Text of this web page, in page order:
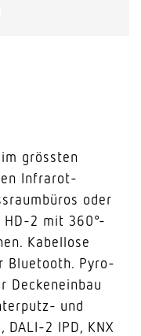
grössten
Infrarot-
oder
HD-2 mit 360°-
Kabellose
Bluetooth. Pyro-
Deckeneinbau
und
DALI-2 IPD, KNX